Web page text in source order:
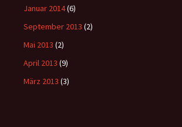
Januar 2014(6)
September 2013 (2)
Mai 2013 (2)
April 2013 (9)
März 2013 (3)